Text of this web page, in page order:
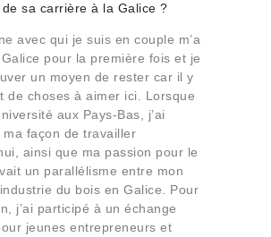
sa carrière à la Galice ?
avec qui je suis en couple m’a
pour la première fois et je
un moyen de rester car il y
de choses à aimer ici. Lorsque
aux Pays-Bas, j’ai
ma façon de travailler
ainsi que ma passion pour le
un parallélisme entre mon
du bois en Galice. Pour
j’ai participé à un échange
jeunes entrepreneurs et